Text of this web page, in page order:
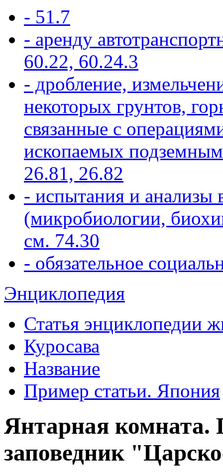
- 51.7
- аренду
60.22, 60.24.3
- дробление,
некоторых грунтов,
связанные с
ископаемых
26.81, 26.82
- испытания и анализы
(микробиологии,
см. 74.30
- обязательное
Энциклопедия
Статья энциклопедии
Куросава
Название
Пример статьи. Япония
Янтарная комната.
заповедник